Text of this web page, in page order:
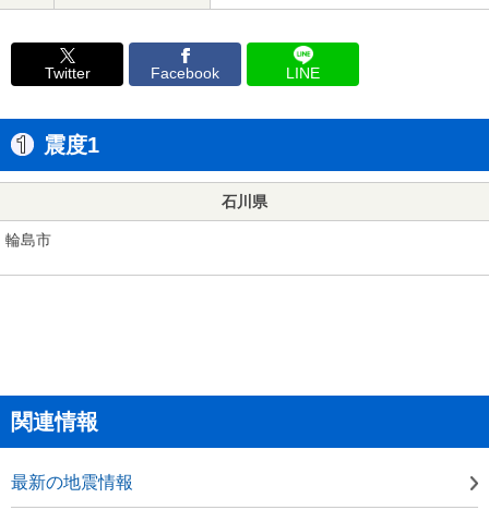
Twitter Facebook LINE
震度1
石川県
輪島市
関連情報
最新の地震情報